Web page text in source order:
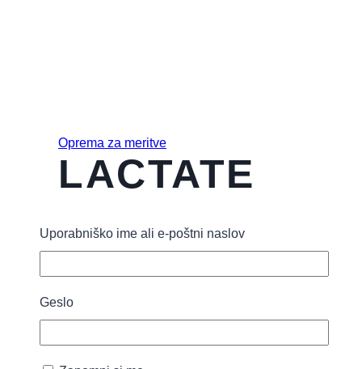
Oprema za meritve
LACTATE
laktatni
lističi
58,00€
Uporabniško ime ali e-poštni naslov
Geslo